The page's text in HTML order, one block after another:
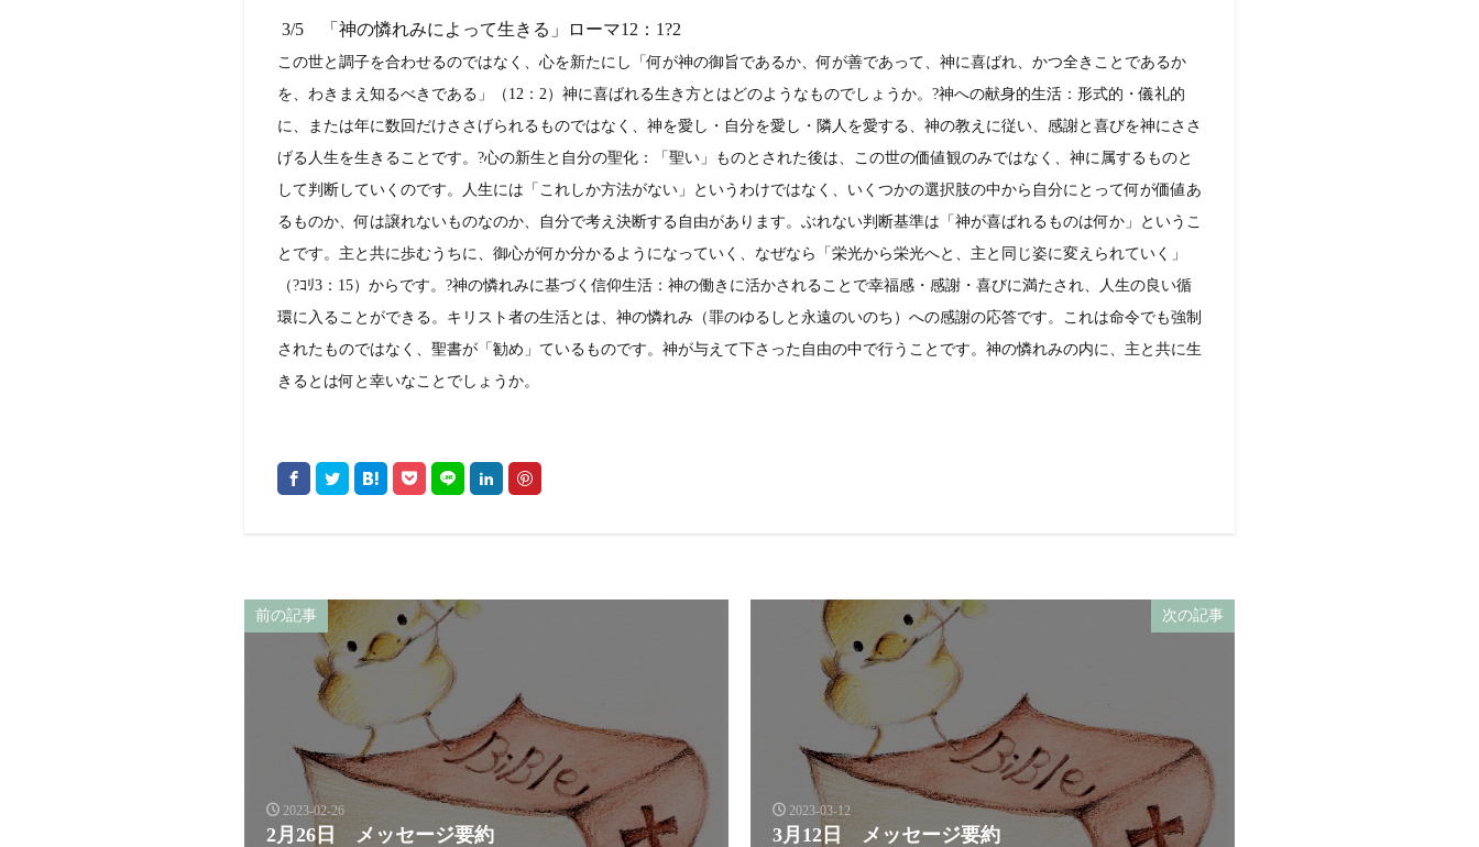
3/5 「神の憐れみによって生きる」ローマ12：1?2
この世と調子を合わせるのではなく、心を新たにし「何が神の御旨であるか、何が善であって、神に喜ばれ、かつ全きことであるか
を、わきまえ知るべきである」（12：2）神に喜ばれる生き方とはどのようなものでしょうか。?神への献身的生活：形式的・儀礼的
に、または年に数回だけささげられるものではなく、神を愛し・自分を愛し・隣人を愛する、神の教えに従い、感謝と喜びを神にささ
げる人生を生きることです。?心の新生と自分の聖化：「聖い」ものとされた後は、この世の価値観のみではなく、神に属するものと
して判断していくのです。人生には「これしか方法がない」というわけではなく、いくつかの選択肢の中から自分にとって何が価値あ
るものか、何は譲れないものなのか、自分で考え決断する自由があります。ぶれない判断基準は「神が喜ばれるものは何か」というこ
とです。主と共に歩むうちに、御心が何か分かるようになっていく、なぜなら「栄光から栄光へと、主と同じ姿に変えられていく」
（?ｺﾘ3：15）からです。?神の憐れみに基づく信仰生活：神の働きに活かされることで幸福感・感謝・喜びに満たされ、人生の良い循
環に入ることができる。キリスト者の生活とは、神の憐れみ（罪のゆるしと永遠のいのち）への感謝の応答です。これは命令でも強制
されたものではなく、聖書が「勧め」ているものです。神が与えて下さった自由の中で行うことです。神の憐れみの内に、主と共に生
きるとは何と幸いなことでしょうか。
前の記事
2023-02-26
2月26日 メッセージ要約
次の記事
2023-03-12
3月12日 メッセージ要約